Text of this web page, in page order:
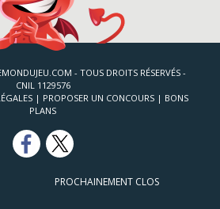
- TOUS DROITS RÉSERVÉS -
CNIL 1129576
| PROPOSER UN CONCOURS | BONS
PLANS
PROCHAINEMENT CLOS